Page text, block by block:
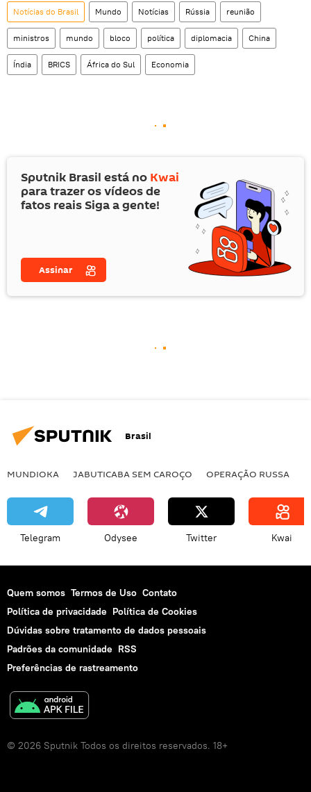
Notícias do Brasil Mundo Notícias Rússia reunião
ministros mundo bloco política diplomacia China
Índia BRICS África do Sul Economia
Sputnik Brasil está no Kwai
para trazer os vídeos de
fatos reais Siga a gente!
Assinar
Brasil
MUNDIOKA JABUTICABA SEM CAROÇO OPERAÇÃO RUSSA
Telegram Odysee Twitter Kwai
Quem somos Termos de Uso Contato
Política de privacidade Política de Cookies
Dúvidas sobre tratamento de dados pessoais
Padrões da comunidade RSS
Preferências de rastreamento
© 2026 Sputnik Todos os direitos reservados. 18+